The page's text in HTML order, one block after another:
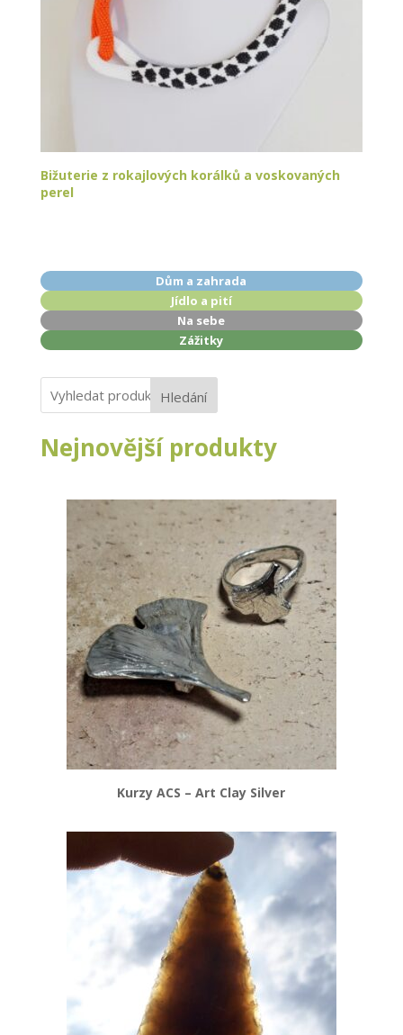
Bižuterie z rokajlových korálků a voskovaných
perel
Dům a zahrada
Jídlo a pití
Na sebe
Zážitky
Hledání
Nejnovější produkty
Kurzy ACS – Art Clay Silver